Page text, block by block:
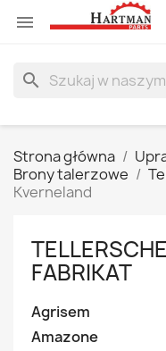

search
Strona główna
Brony talerzowe
Kverneland
FABRIKAT
Agrisem
Amazone